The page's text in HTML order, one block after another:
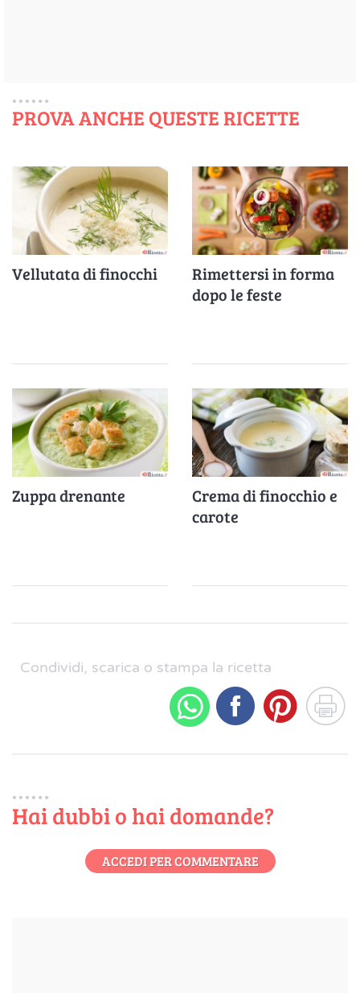
PROVA ANCHE QUESTE RICETTE
Vellutata di finocchi
Rimettersi in forma
dopo le feste
Zuppa drenante
Crema di finocchio e
carote
Condividi, scarica o stampa la ricetta
Hai dubbi o hai domande?
ACCEDI PER COMMENTARE